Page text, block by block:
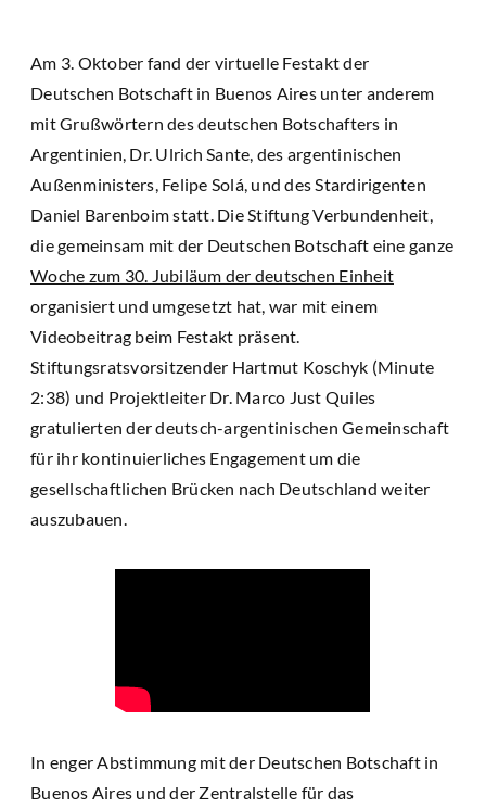
Am 3. Oktober fand der virtuelle Festakt der
Deutschen Botschaft in Buenos Aires unter anderem
mit Grußwörtern des deutschen Botschafters in
Argentinien, Dr. Ulrich Sante, des argentinischen
Außenministers, Felipe Solá, und des Stardirigenten
Daniel Barenboim statt. Die Stiftung Verbundenheit,
die gemeinsam mit der Deutschen Botschaft eine ganze
Woche zum 30. Jubiläum der deutschen Einheit
organisiert und umgesetzt hat, war mit einem
Videobeitrag beim Festakt präsent.
Stiftungsratsvorsitzender Hartmut Koschyk (Minute
2:38) und Projektleiter Dr. Marco Just Quiles
gratulierten der deutsch-argentinischen Gemeinschaft
für ihr kontinuierliches Engagement um die
gesellschaftlichen Brücken nach Deutschland weiter
auszubauen.
In enger Abstimmung mit der Deutschen Botschaft in
Buenos Aires und der Zentralstelle für das